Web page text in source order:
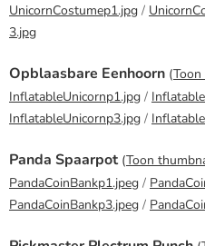
UnicornCostumep1.jpg /
3.jpg
Opblaasbare Eenhoorn (
InflatableUnicornp1.jpg /
InflatableUnicornp3.jpg /
Panda Spaarpot (Toon
PandaCoinBankp1.jpeg /
PandaCoinBankp3.jpeg /